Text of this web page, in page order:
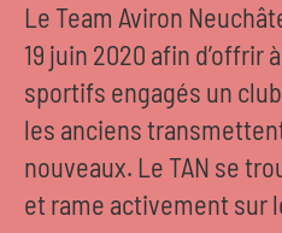
Le Team Aviron
19 juin 2020 afin d’offrir
sportifs engagés un
les anciens
nouveaux. Le TAN se
et rame activement sur